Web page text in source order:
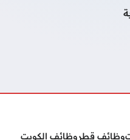
وظائف قطروظائف الكويت